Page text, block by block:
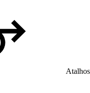
Atalhos